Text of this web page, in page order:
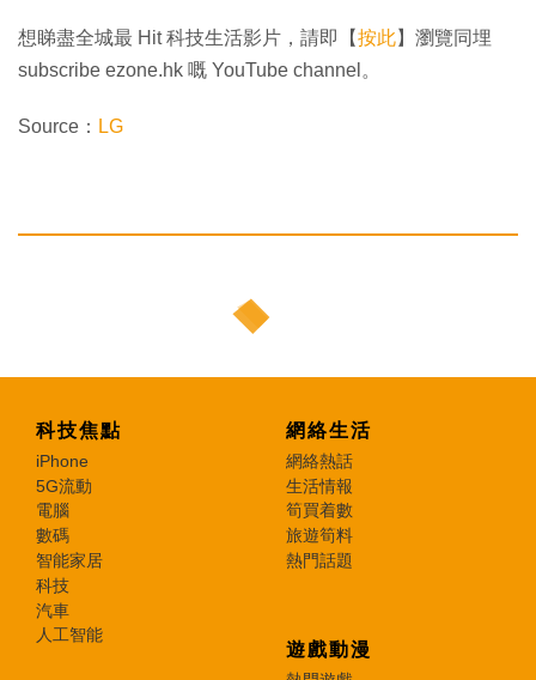
想睇盡全城最 Hit 科技生活影片，請即【按此】瀏覽同埋
subscribe ezone.hk 嘅 YouTube channel。
Source： LG
科技焦點
iPhone
5G流動
電腦
數碼
智能家居
科技
汽車
人工智能
網絡生活
網絡熱話
生活情報
筍買着數
旅遊筍料
熱門話題
遊戲動漫